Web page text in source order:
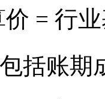
= 行
括账期